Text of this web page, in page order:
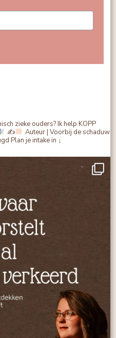
zieke ouders?Ik help KOPP
✍
Auteur | Voorbij de schaduw
Plan je intake in ↓